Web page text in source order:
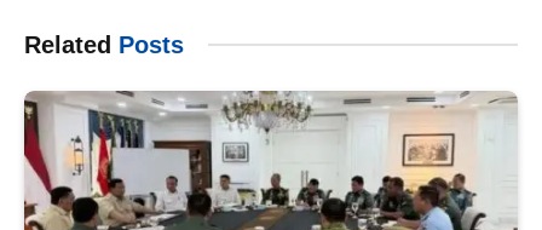
Related Posts